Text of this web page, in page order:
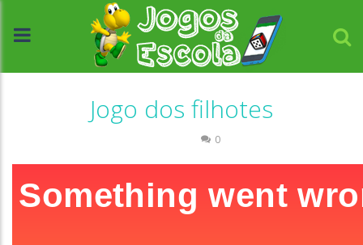
Jogo dos filhotes
0